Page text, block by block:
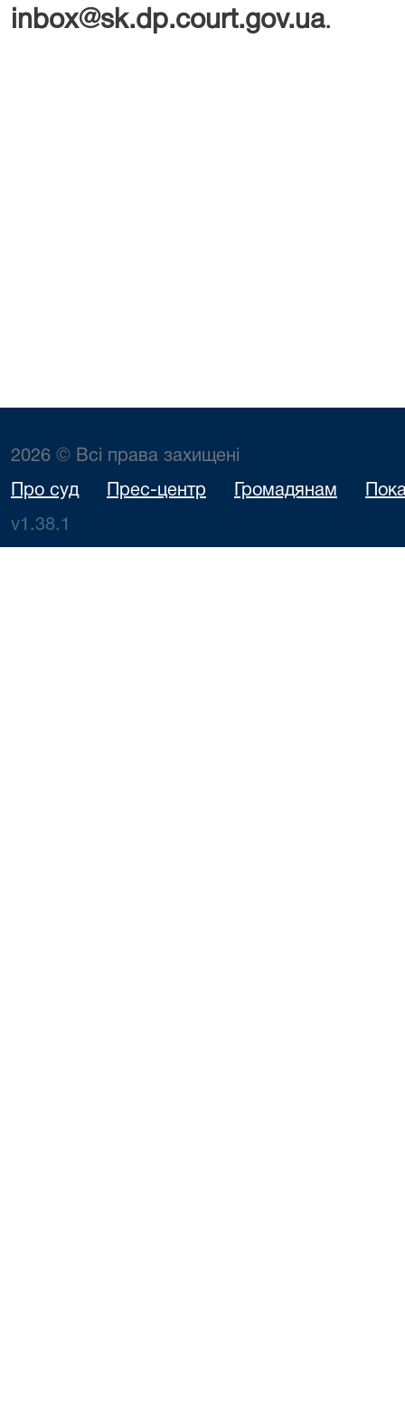
inbox@sk.dp.court.gov.ua.
2026 © Всі права захищені
Про суд Прес-центр Громадянам
v1.38.1